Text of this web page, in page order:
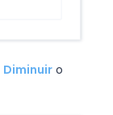
Diminuiro